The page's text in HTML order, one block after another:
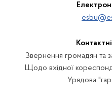
Звернення громадян та
Щодо вхідної
Урядова